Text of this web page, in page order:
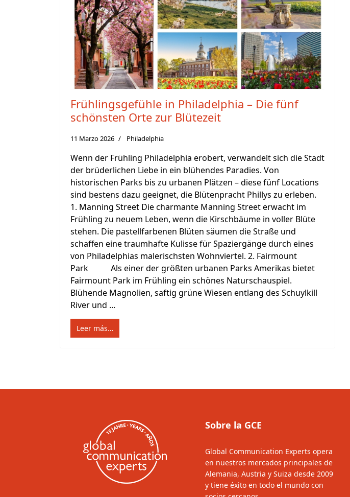
Frühlingsgefühle in Philadelphia – Die fünf
schönsten Orte zur Blütezeit
11 Marzo 2026 Philadelphia
Wenn der Frühling Philadelphia erobert, verwandelt sich die Stadt
der brüderlichen Liebe in ein blühendes Paradies. Von
historischen Parks bis zu urbanen Plätzen – diese fünf Locations
sind bestens dazu geeignet, die Blütenpracht Phillys zu erleben.
1. Manning Street Die charmante Manning Street erwacht im
Frühling zu neuem Leben, wenn die Kirschbäume in voller Blüte
stehen. Die pastellfarbenen Blüten säumen die Straße und
schaffen eine traumhafte Kulisse für Spaziergänge durch eines
von Philadelphias malerischsten Wohnviertel. 2. Fairmount
Park Als einer der größten urbanen Parks Amerikas bietet
Fairmount Park im Frühling ein schönes Naturschauspiel.
Blühende Magnolien, saftig grüne Wiesen entlang des Schuylkill
River und ...
Leer más…
Sobre la GCE
Global Communication Experts opera
en nuestros mercados principales de
Alemania, Austria y Suiza desde 2009
y tiene éxito en todo el mundo con